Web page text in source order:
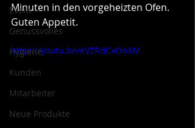
Event
Genussvolles
Hygiene
Kunden
Mitarbeiter
Neue Produkte
Minuten in den vorgeheizten Ofen.
Guten Appetit.
https://youtu.be/eVZRdCxOnXM